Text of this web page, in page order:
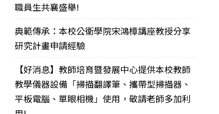
職員生共襄盛舉!
典範傳承：本校公衛學院宋鴻樟講座教授分享
研究計畫申請經驗
【好消息】教師培育暨發展中心提供本校教師
教學儀器設備「掃描翻譯筆、攜帶型掃描器、
平板電腦、單眼相機」使用，敬請老師多加利